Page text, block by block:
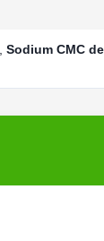
Sodium CMC